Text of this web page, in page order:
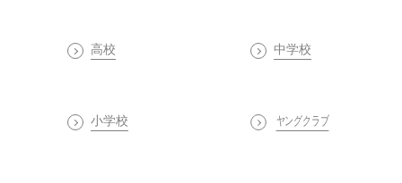
高校 中学校
小学校 ヤングクラブ